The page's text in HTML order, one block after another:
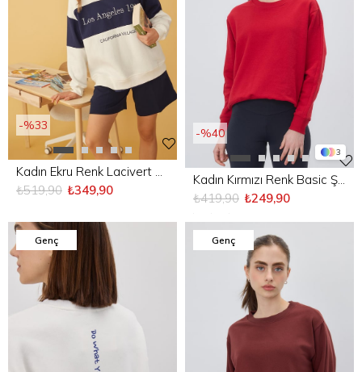
%33
Kadın Ekru Renk Lacivert Detaylı Los Angeles Baskılı Sweatshirt
₺349,90
₺519,90
3
%40
Kadın Kırmızı Renk Basic Şardonsuz Sweatshirt
₺249,90
₺419,90
Genç Genç